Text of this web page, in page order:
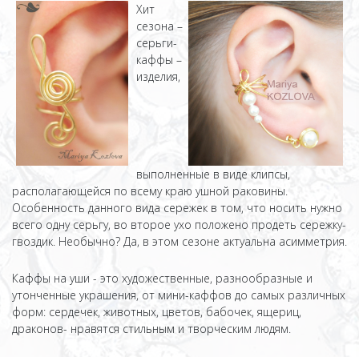
Хит
сезона –
серьги-
каффы –
изделия,
выполненные в виде клипсы,
располагающейся по всему краю ушной раковины.
Особенность данного вида сережек в том, что носить нужно
всего одну серьгу, во второе ухо положено продеть сережку-
гвоздик. Необычно? Да, в этом сезоне актуальна асимметрия.
Каффы на уши - это художественные, разнообразные и
утонченные украшения, от мини-каффов до самых различных
форм: сердечек, животных, цветов, бабочек, ящериц,
драконов- нравятся стильным и творческим людям.